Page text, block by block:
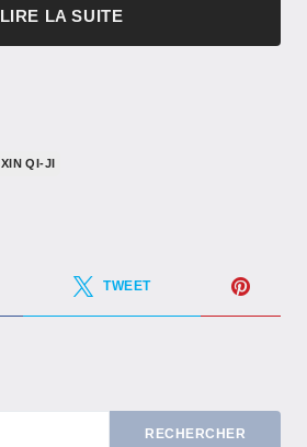
LIRE LA SUITE
XIN QI-JI
TWEET
RECHERCHER